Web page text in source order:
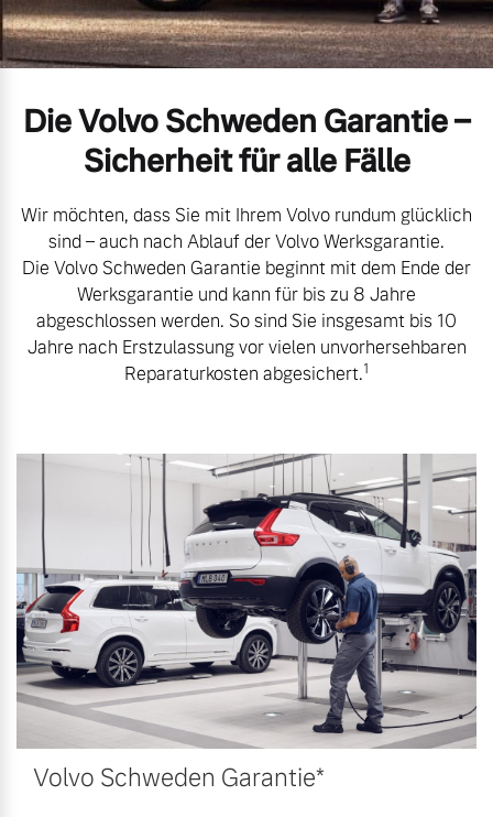
Mild-Hybrid
Geschäftskunden
Editionsmodelle
Konnektivität
Angebot anfragen
Fahrzeug konfigurieren
Sofort verfügbare Fahrzeuge
Volvo Selekt
Gebrauchtwagen
Die Neuwagenalternative
Volvo Gebrauchtwagenbörse
Aktuelle Zubehörangebote
Zubehörkatalog
Service by Volvo
Volvo Winter- und
Sommer Kompletträder.
Bitte sprechen Sie uns
direkt an.
Mehr erfahren
Frühjahrscheck
Entdecken Sie unsere
saisonalen Angebote.
Mehr erfahren
Kontakt und Anfahrt
Unsere News & Events
Die Volvo Schweden Garantie –
Sicherheit für alle Fälle
Wir möchten, dass Sie mit Ihrem Volvo rundum glücklich
sind – auch nach Ablauf der Volvo Werksgarantie.
Die Volvo Schweden Garantie beginnt mit dem Ende der
Werksgarantie und kann für bis zu 8 Jahre
abgeschlossen werden. So sind Sie insgesamt bis 10
Jahre nach Erstzulassung vor vielen unvorhersehbaren
Reparaturkosten abgesichert.1
Volvo Schweden Garantie*